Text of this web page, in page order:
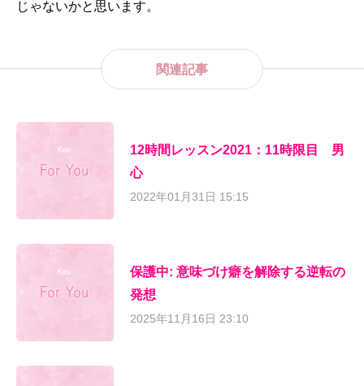
じゃないかと思います。
関連記事
12時間レッスン2021：11時限目 男
心
2022年01月31日 15:15
保護中: 意味づけ癖を解除する逆転の
発想
2025年11月16日 23:10